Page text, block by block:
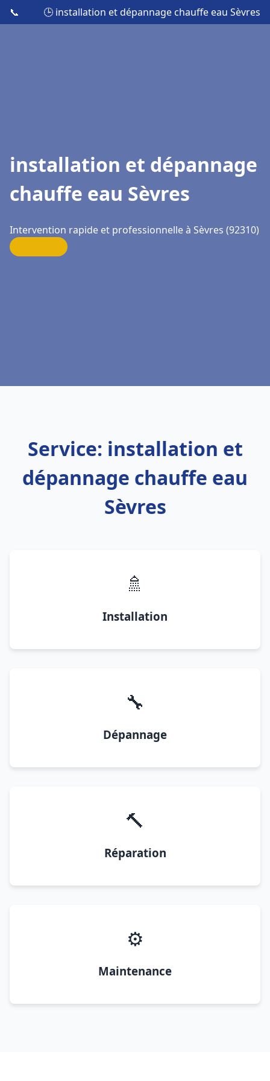
📞 🕒 installation et dépannage chauffe eau Sèvres
installation et dépannage
chauffe eau Sèvres
Intervention rapide et professionnelle à Sèvres (92310)
Service: installation et
dépannage chauffe eau
Sèvres
🚿
Installation
🔧
Dépannage
🔨
Réparation
⚙️
Maintenance